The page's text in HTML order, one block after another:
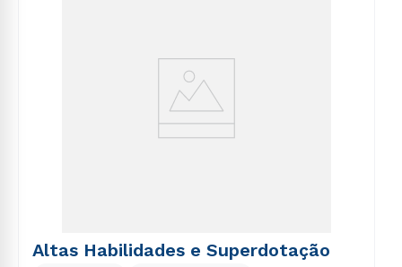
Altas Habilidades e Superdotação